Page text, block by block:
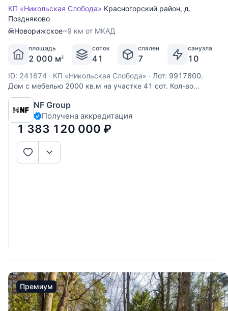
КП «Никольская Слобода» Красногорский район, д.
Поздняково
Новорижское~9 км от МКАД
площадь
2 000 м2
соток
41
спален
7
санузла
10
ID: 241674 · КП «Никольская Слобода» · Лот: 9917800.
Дом с мебелью 2000 кв.м на участке 41 cот. Кол-во
спален: 7. Кол-во с/у: 12. Поселок «Никольская слобода».
Новорижское шоссе, 9 км от МКАД. Без комиссии для
покупателя. Эксклюзивная трехуровневая резиденция в
престижном поселке
NF Group
Получена аккредитация
1 383 120 000 ₽
Премиум